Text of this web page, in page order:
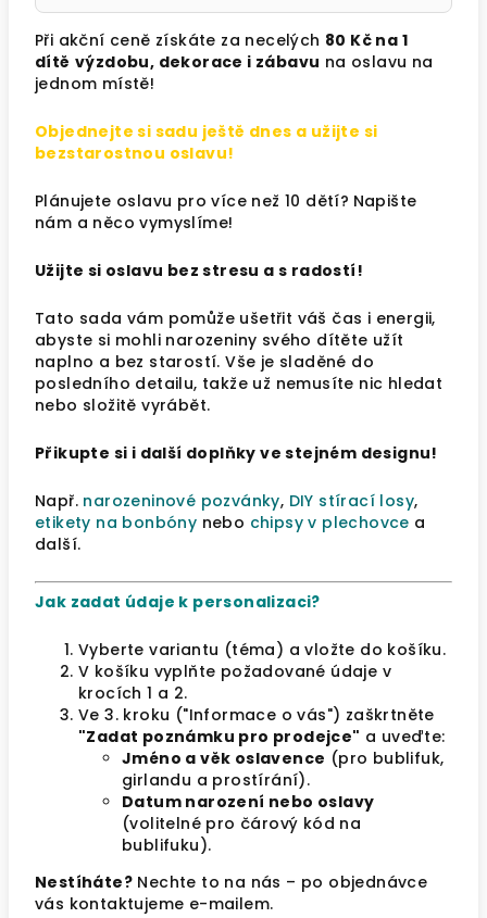
Při akční ceně získáte za necelých 80 Kč na 1
dítě výzdobu, dekorace i zábavu na oslavu na
jednom místě!
Objednejte si sadu ještě dnes a užijte si
bezstarostnou oslavu!
Plánujete oslavu pro více než 10 dětí? Napište
nám a něco vymyslíme!
Užijte si oslavu bez stresu a s radostí!
Tato sada vám pomůže ušetřit váš čas i energii,
abyste si mohli narozeniny svého dítěte užít
naplno a bez starostí. Vše je sladěné do
posledního detailu, takže už nemusíte nic hledat
nebo složitě vyrábět.
Přikupte si i další doplňky ve stejném designu!
Např. narozeninové pozvánky, DIY stírací losy,
etikety na bonbóny nebo chipsy v plechovce a
další.
Jak zadat údaje k personalizaci?
Vyberte variantu (téma) a vložte do košíku.
V košíku vyplňte požadované údaje v
krocích 1 a 2.
Ve 3. kroku ("Informace o vás") zaškrtněte
"Zadat poznámku pro prodejce" a uveďte:
Jméno a věk oslavence (pro bublifuk,
girlandu a prostírání).
Datum narození nebo oslavy
(volitelné pro čárový kód na
bublifuku).
Nestíháte? Nechte to na nás – po objednávce
vás kontaktujeme e-mailem.